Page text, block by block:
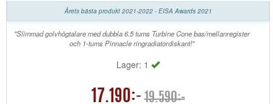
Årets bästa produkt 2021-2022 - EISA Awards 2021
"Slimmad golvhögtalare med dubbla 6.5 tums Turbine Cone bas/mellanregister
och 1-tums Pinnacle ringradiatordiskant!"
Lager: 1
17.190:- 19.590:-